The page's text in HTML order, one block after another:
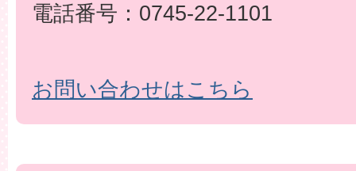
電話番号：0745-22-1101
お問い合わせはこちら